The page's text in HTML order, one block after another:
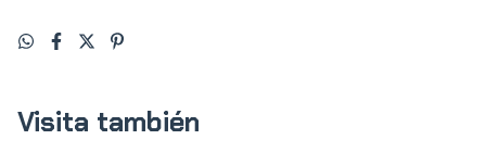
Visita también